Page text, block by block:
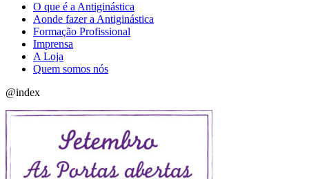
O que é a Antiginástica
Aonde fazer a Antiginástica
Formação Profissional
Imprensa
A Loja
Quem somos nós
@index